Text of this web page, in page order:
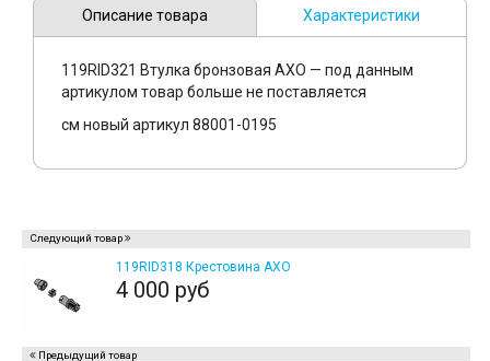
Описание товара Характеристики
119RID321 Втулка бронзовая AXO — под данным
артикулом товар больше не поставляется
см новый артикул 88001-0195
Следующий товар
119RID318 Крестовина AXO
4 000 руб
Предыдущий товар